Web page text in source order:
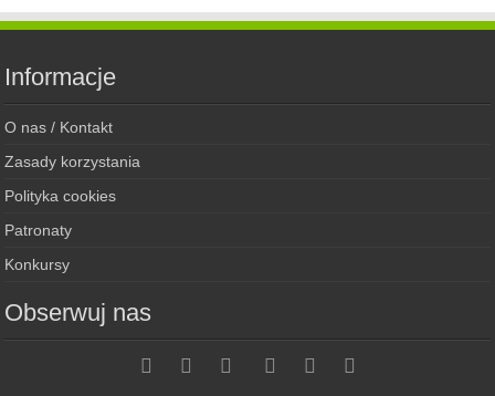
Informacje
O nas / Kontakt
Zasady korzystania
Polityka cookies
Patronaty
Konkursy
Obserwuj nas